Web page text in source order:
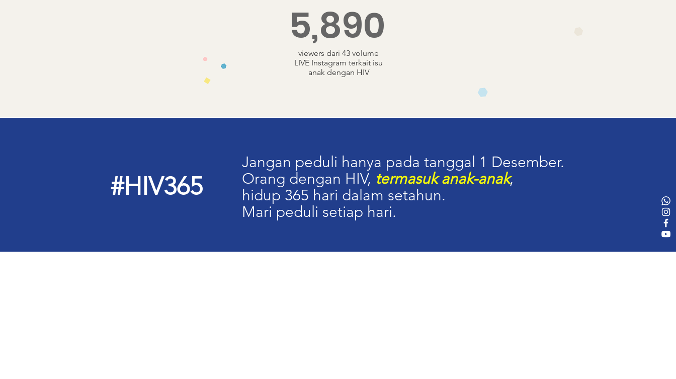
viewers dari 43 volume
LIVE Instagram terkait isu
anak dengan HIV
5,890
#HIV365
Jangan peduli hanya pada tanggal 1 Desember.
Orang dengan HIV, termasuk anak-anak,
hidup 365 hari dalam setahun.
Mari peduli setiap hari.